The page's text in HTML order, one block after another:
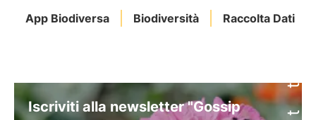
App Biodiversa Biodiversità Raccolta Dati
Iscriviti alla newsletter "Gossip